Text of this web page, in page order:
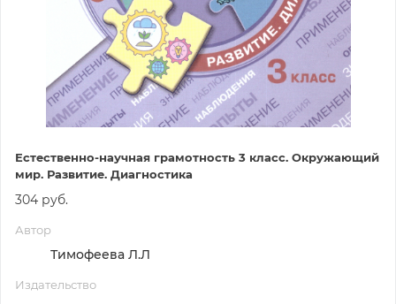
Естественно-научная грамотность 3 класс. Окружающий
мир. Развитие. Диагностика
304 руб.
Автор
Тимофеева Л.Л
Издательство